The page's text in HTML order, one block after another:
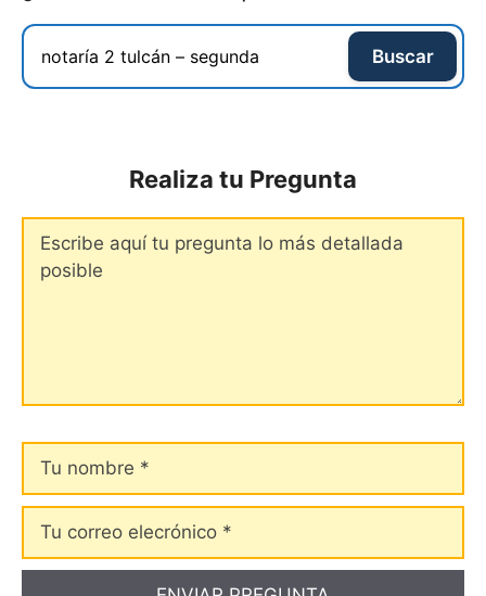
Buscar
Realiza tu Pregunta
nombre
Tu
correo
elecrónico